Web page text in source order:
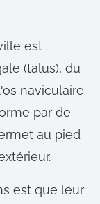
est
(talus), du
naviculaire
par de
au pied
est que leur